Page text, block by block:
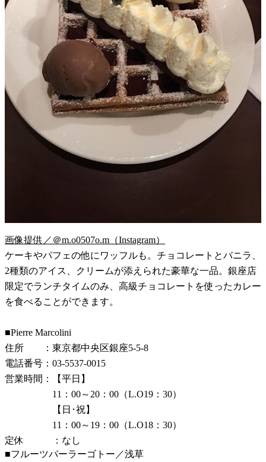
画像提供／＠m.o0507o.m（Instagram）
ケーキやパフェの他にワッフルも。チョコレートとバニラ、
2種類のアイス、クリームが添えられた豪華な一品。銀座店
限定でランチタイムのみ、高級チョコレートを使ったカレー
を食べることができます。
■Pierre Marcolini
住所 ：東京都中央区銀座5-5-8
電話番号：03-5537-0015
営業時間：【平日】
11：00～20：00（L.O19：30）
【日･祝】
11：00～19：00（L.O18：30）
定休 ：なし
■フルーツパーラーゴトー／浅草